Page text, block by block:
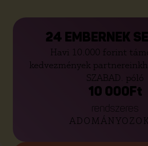
24 EMBERNEK
Havi 10.000 forint
kedvezmények
SZABAD. póló
10 000Ft
rendszeres